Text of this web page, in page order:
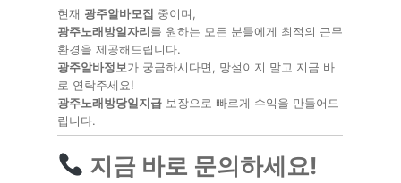
현재 광주알바모집 중이며,
광주노래방일자리를 원하는 모든 분들에게 최적의 근무
환경을 제공해드립니다.
광주알바정보가 궁금하시다면, 망설이지 말고 지금 바
로 연락주세요!
광주노래방당일지급 보장으로 빠르게 수익을 만들어드
립니다.
지금 바로 문의하세요!